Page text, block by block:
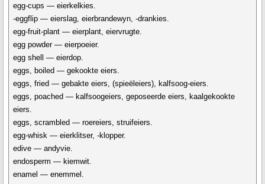
egg-cups — eierkelkies.
-eggflip — eierslag, eierbrandewyn, -drankies.
egg-fruit-plant — eierplant, eiervrugte.
egg powder — eierpoeier.
egg shell — eierdop.
eggs, boiled — gekookte eiers.
eggs, fried — gebakte eiers, (spieëleiers), kalfsoog-eiers.
eggs, poached — kalfsoogeiers, geposeerde eiers, kaalgekookte
eiers.
eggs, scrambled — roereiers, struifeiers.
egg-whisk — eierklitser, -klopper.
edive — andyvie.
endosperm — kiemwit.
enamel — enemmel.